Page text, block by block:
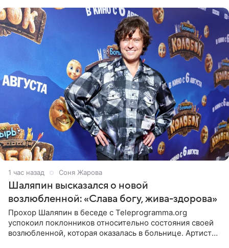
1 час назад Соня Жарова
Шаляпин высказался о новой
возлюбленной: «Слава богу, жива-здорова»
Прохор Шаляпин в беседе с Teleprogramma.org
успокоил поклонников относительно состояния своей
возлюбленной, которая оказалась в больнице. Артист